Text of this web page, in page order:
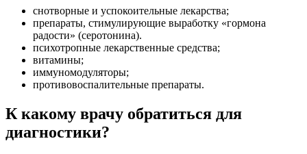
снотворные и успокоительные лекарства;
препараты, стимулирующие выработку «гормона
радости» (серотонина).
психотропные лекарственные средства;
витамины;
иммуномодуляторы;
противовоспалительные препараты.
К какому врачу обратиться для
диагностики?